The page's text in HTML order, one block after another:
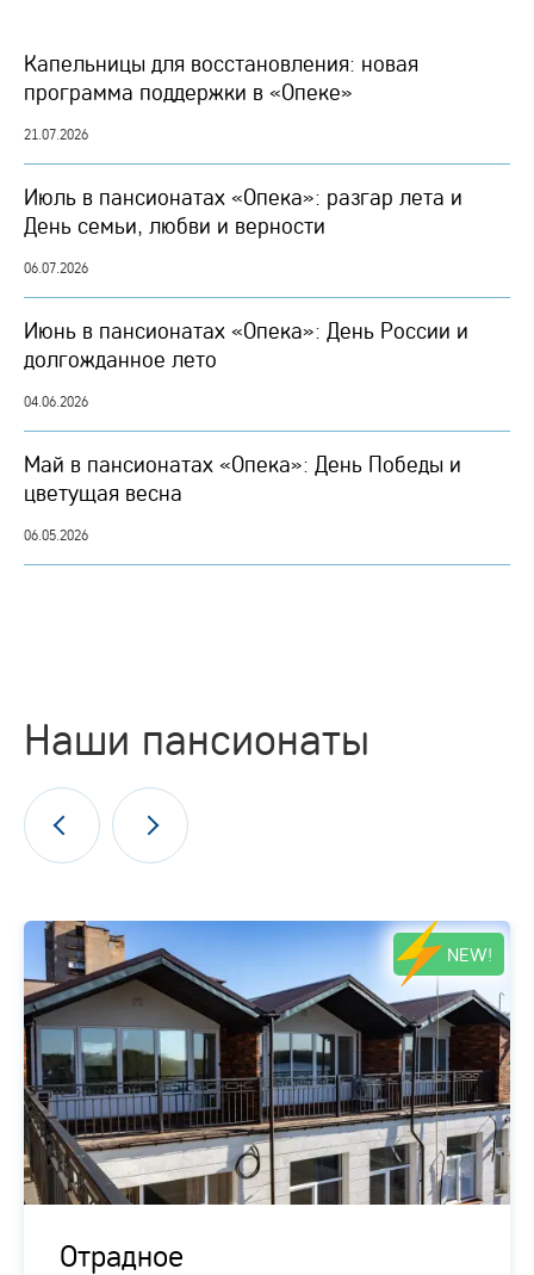
Капельницы для восстановления: новая
программа поддержки в «Опеке»
21.07.2026
Июль в пансионатах «Опека»: разгар лета и
День семьи, любви и верности
06.07.2026
Июнь в пансионатах «Опека»: День России и
долгожданное лето
04.06.2026
Май в пансионатах «Опека»: День Победы и
цветущая весна
06.05.2026
Наши пансионаты
NEW!
Отрадное